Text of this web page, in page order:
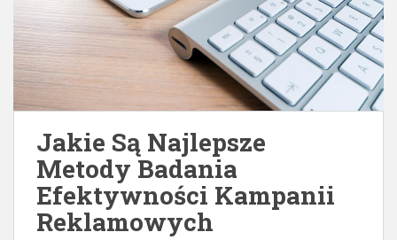
Jakie Są Najlepsze
Metody Badania
Efektywności Kampanii
Reklamowych